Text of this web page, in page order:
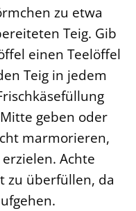
zu etwa
Teig. Gib
einen Teelöffel
Teig in jedem
geben oder
marmorieren,
Achte
zu überfüllen, da